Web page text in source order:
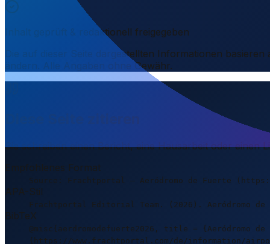
Inhalt geprüft & redaktionell freigegeben
Die auf dieser Seite dargestellten Informationen
ändern. Alle Angaben ohne Gewähr.
Sie schreiben einen Bericht, eine Hausarbeit oder einen
Empfohlenes Format
Source: Frachtportal – Aeródromo de Fuerte
APA-Stil
Frachtportal Editorial Team. (2026). Aeródromo
BibTeX
@misc{aerdromodefuerte2026, title =
{https://www.frachtportal.com/de/information/